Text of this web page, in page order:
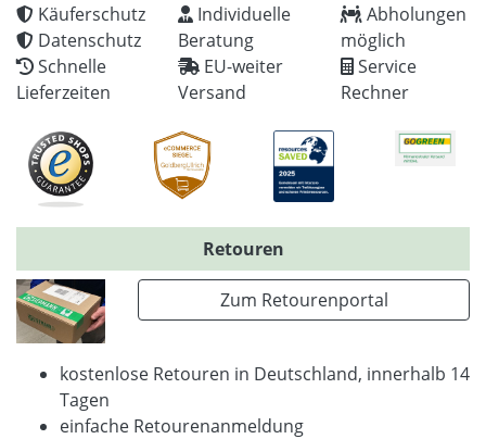
Käuferschutz
Datenschutz
Schnelle
Lieferzeiten
Individuelle
Beratung
EU-weiter
Versand
Abholungen
möglich
Service
Rechner
Retouren
Zum Retourenportal
kostenlose Retouren in Deutschland, innerhalb 14
Tagen
einfache Retourenanmeldung